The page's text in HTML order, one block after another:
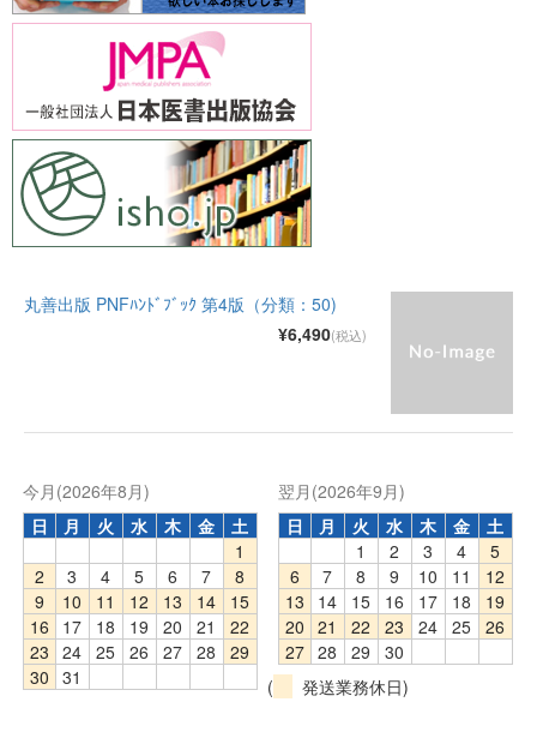
丸善出版 PNFﾊﾝﾄﾞﾌﾞｯｸ 第4版（分類：50)
¥6,490(税込)
今月(2026年8月)
日
月 火 水 木 金
土
1
2
3 4 5 6 7
8
9
10 11 12 13 14
15
16
17 18 19 20 21
22
23
24 25 26 27 28
29
30
31
翌月(2026年9月)
日
月 火 水 木 金
土
1
2 3 4
5
6
7 8 9 10 11
12
13
14 15 16 17 18
19
20
21 22 23 24 25
26
27 28 29
30
(
発送業務休日)